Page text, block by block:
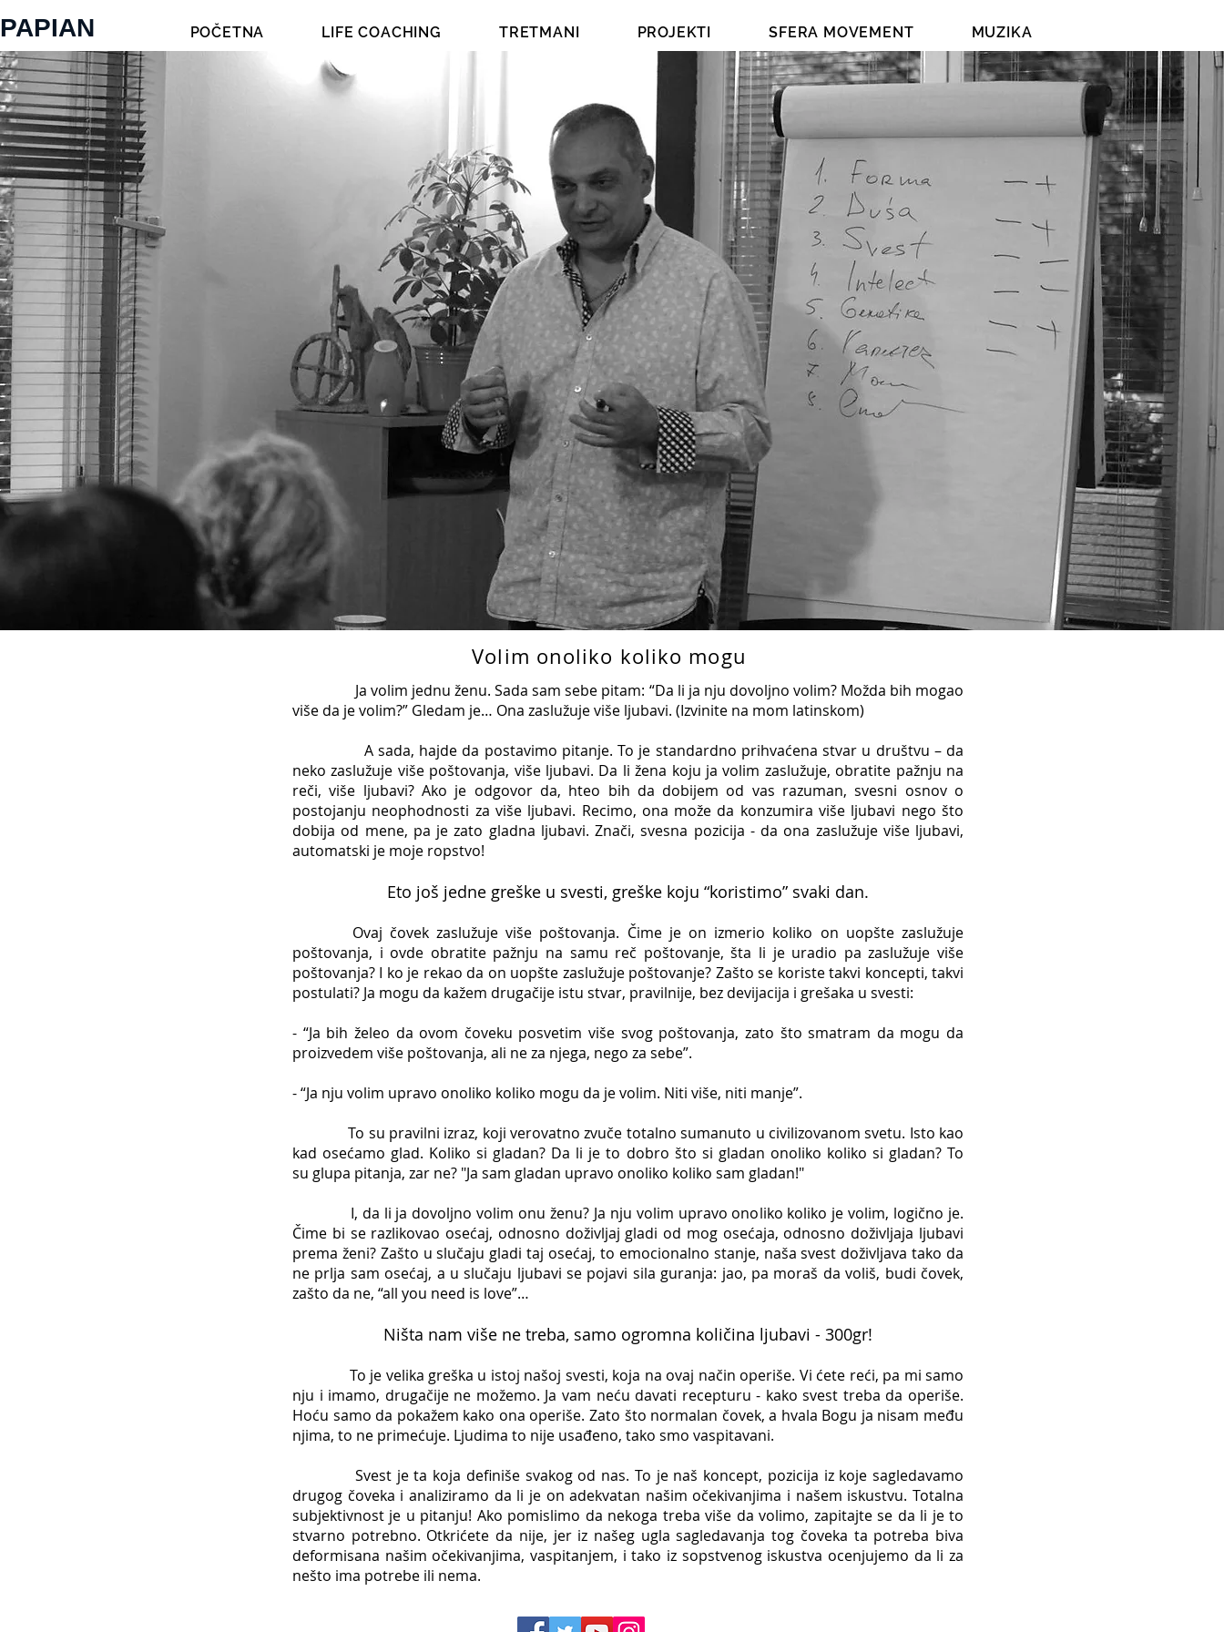
POČETNA LIFE COACHING TRETMANI PROJEKTI SFERA MOVEMENT MUZIKA
Volim onoliko koliko mogu
Ja volim jednu ženu. Sada sam sebe pitam: “Da li ja nju dovoljno volim? Možda bih mogao
više da je volim?” Gledam je… Ona zaslužuje više ljubavi. (Izvinite na mom latinskom)
A sada, hajde da postavimo pitanje. To je standardno prihvaćena stvar u društvu – da
neko zaslužuje više poštovanja, više ljubavi. Da li žena koju ja volim zaslužuje, obratite pažnju na
reči, više ljubavi? Ako je odgovor da, hteo bih da dobijem od vas razuman, svesni osnov o
postojanju neophodnosti za više ljubavi. Recimo, ona može da konzumira više ljubavi nego što
dobija od mene, pa je zato gladna ljubavi. Znači, svesna pozicija - da ona zaslužuje više ljubavi,
automatski je moje ropstvo!
Eto još jedne greške u svesti, greške koju “koristimo” svaki dan.
Ovaj čovek zaslužuje više poštovanja. Čime je on izmerio koliko on uopšte zaslužuje
poštovanja, i ovde obratite pažnju na samu reč poštovanje, šta li je uradio pa zaslužuje više
poštovanja? I ko je rekao da on uopšte zaslužuje poštovanje? Zašto se koriste takvi koncepti, takvi
postulati? Ja mogu da kažem drugačije istu stvar, pravilnije, bez devijacija i grešaka u svesti:
- “Ja bih želeo da ovom čoveku posvetim više svog poštovanja, zato što smatram da mogu da
proizvedem više poštovanja, ali ne za njega, nego za sebe”.
- “Ja nju volim upravo onoliko koliko mogu da je volim. Niti više, niti manje”.
To su pravilni izraz, koji verovatno zvuče totalno sumanuto u civilizovanom svetu. Isto kao
kad osećamo glad. Koliko si gladan? Da li je to dobro što si gladan onoliko koliko si gladan? To
su glupa pitanja, zar ne? "Ja sam gladan upravo onoliko koliko sam gladan!"
I, da li ja dovoljno volim onu ženu? Ja nju volim upravo onoliko koliko je volim, logično je.
Čime bi se razlikovao osećaj, odnosno doživljaj gladi od mog osećaja, odnosno doživljaja ljubavi
prema ženi? Zašto u slučaju gladi taj osećaj, to emocionalno stanje, naša svest doživljava tako da
ne prlja sam osećaj, a u slučaju ljubavi se pojavi sila guranja: jao, pa moraš da voliš, budi čovek,
zašto da ne, “all you need is love”…
Ništa nam više ne treba, samo ogromna količina ljubavi - 300gr!
To je velika greška u istoj našoj svesti, koja na ovaj način operiše. Vi ćete reći, pa mi samo
nju i imamo, drugačije ne možemo. Ja vam neću davati recepturu - kako svest treba da operiše.
Hoću samo da pokažem kako ona operiše. Zato što normalan čovek, a hvala Bogu ja nisam među
njima, to ne primećuje. Ljudima to nije usađeno, tako smo vaspitavani.
Svest je ta koja definiše svakog od nas. To je naš koncept, pozicija iz koje sagledavamo
drugog čoveka i analiziramo da li je on adekvatan našim očekivanjima i našem iskustvu. Totalna
subjektivnost je u pitanju! Ako pomislimo da nekoga treba više da volimo, zapitajte se da li je to
stvarno potrebno. Otkrićete da nije, jer iz našeg ugla sagledavanja tog čoveka ta potreba biva
deformisana našim očekivanjima, vaspitanjem, i tako iz sopstvenog iskustva ocenjujemo da li za
nešto ima potrebe ili nema.